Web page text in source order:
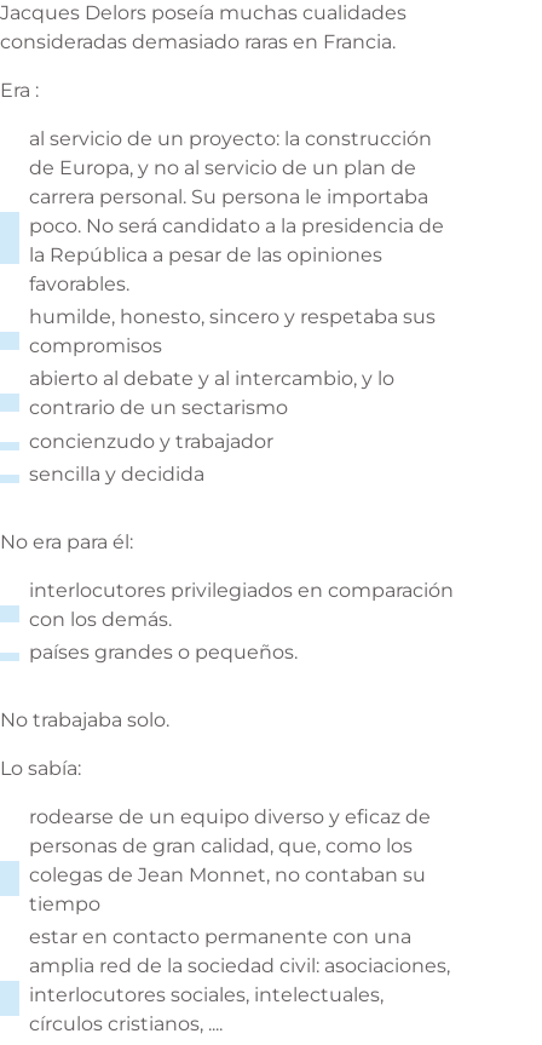
Jacques Delors poseía muchas cualidades
consideradas demasiado raras en Francia.
Era :
al servicio de un proyecto: la construcción
de Europa, y no al servicio de un plan de
carrera personal. Su persona le importaba
poco. No será candidato a la presidencia de
la República a pesar de las opiniones
favorables.
humilde, honesto, sincero y respetaba sus
compromisos
abierto al debate y al intercambio, y lo
contrario de un sectarismo
concienzudo y trabajador
sencilla y decidida
No era para él:
interlocutores privilegiados en comparación
con los demás.
países grandes o pequeños.
No trabajaba solo.
Lo sabía:
rodearse de un equipo diverso y eficaz de
personas de gran calidad, que, como los
colegas de Jean Monnet, no contaban su
tiempo
estar en contacto permanente con una
amplia red de la sociedad civil: asociaciones,
interlocutores sociales, intelectuales,
círculos cristianos, ....